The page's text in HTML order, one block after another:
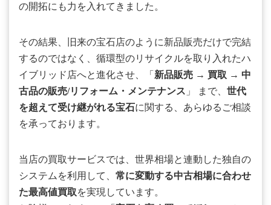
の開拓にも力を入れてきました。
その結果、旧来の宝石店のように新品販売だけで完結
するのではなく、循環型のリサイクルを取り入れたハ
イブリッド店へと進化させ、「 新品販売 → 買取 → 中
古品の販売/リフォーム・メンテナンス 」 まで、 世代
を超えて受け継がれる宝石に関する、あらゆるご相談
を承っております。
当店の買取サービスでは、世界相場と連動した独自の
システムを利用して、 常に変動する中古相場に合わせ
た最高値買取を実現しています。